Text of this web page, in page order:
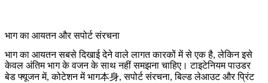
भाग का आयतन और सपोर्ट संरचना
भाग का आयतन सबसे दिखाई देने वाले लागत कारकों में से एक है, लेकिन इसे
केवल अंतिम भाग के वजन के साथ नहीं समझना चाहिए। टाइटेनियम पाउडर
बेड फ्यूजन में, कोटेशन में भाग本身, सपोर्ट संरचना, बिल्ड लेआउट और प्रिंट